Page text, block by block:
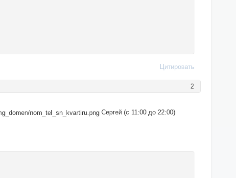
Цитировать
2
Сергей (с 11:00 до 22:00)